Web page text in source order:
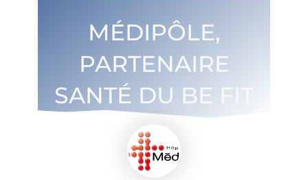
MÉDIPÔLE,
PARTENAIRE
SANTÉ DU BE FIT